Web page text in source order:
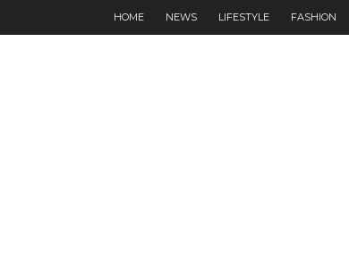
HOME NEWS LIFESTYLE FASHION